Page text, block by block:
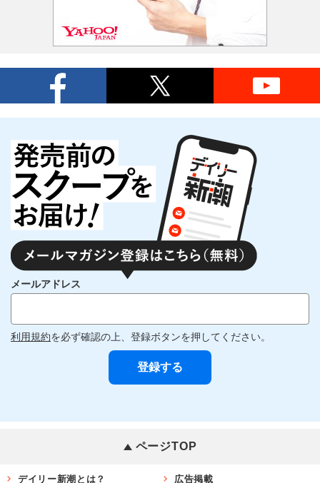
メールアドレス
利用規約を必ず確認の上、登録ボタンを押してください。
ページTOP
デイリー新潮とは？ 広告掲載